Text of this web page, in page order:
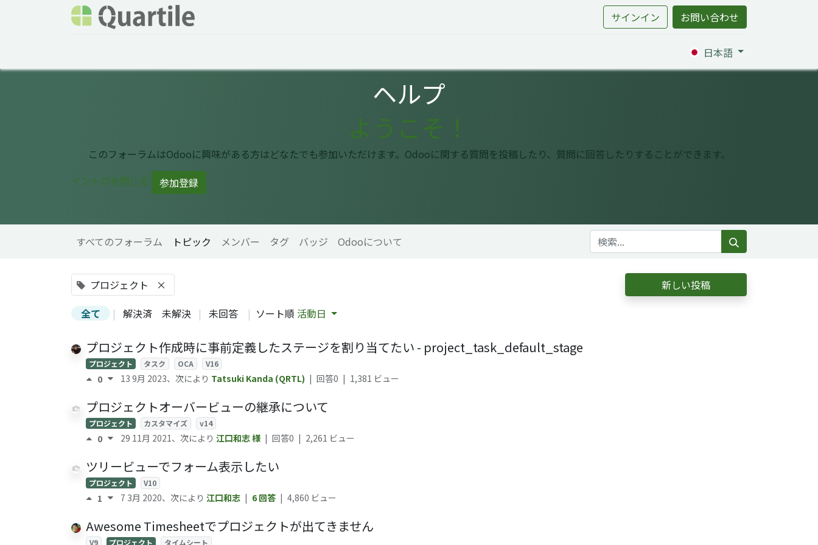
サインイン お問い合わせ
日本語
ヘルプ
ようこそ！
このフォーラムはOdooに興味がある方はどなたでも参加いただけます。Odooに関する質問を投稿したり、質問に回答したりすることができます。
イントロを閉じる
参加登録
すべてのフォーラム トピック メンバー タグ バッジ Odooについて
プロジェクト ×
新しい投稿
全て
| 解決済 未解決 | 未回答 | ソート順 活動日
プロジェクト作成時に事前定義したステージを割り当てたい - project_task_default_stage
プロジェクト タスク OCA V16
0 13 9月 2023、次により Tatsuki Kanda (QRTL) | 回答0 | 1,381 ビュー
プロジェクトオーバービューの継承について
プロジェクト カスタマイズ v14
0 29 11月 2021、次により 江口和志様 | 回答0 | 2,261 ビュー
ツリービューでフォーム表示したい
プロジェクト V10
1 7 3月 2020、次により 江口和志 | 6 回答 | 4,860 ビュー
Awesome Timesheetでプロジェクトが出てきません
V9 プロジェクト タイムシート